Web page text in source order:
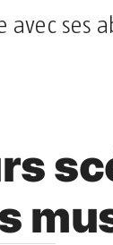
avec ses